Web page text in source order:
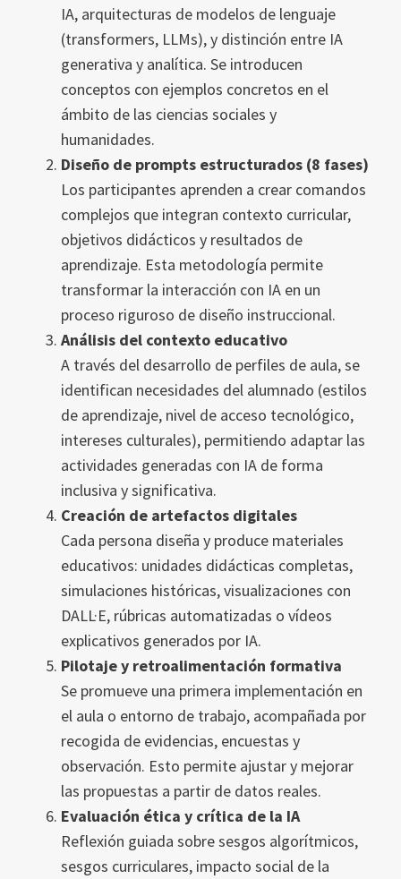
IA, arquitecturas de modelos de lenguaje
(transformers, LLMs), y distinción entre IA
generativa y analítica. Se introducen
conceptos con ejemplos concretos en el
ámbito de las ciencias sociales y
humanidades.
Diseño de prompts estructurados (8 fases)
Los participantes aprenden a crear comandos
complejos que integran contexto curricular,
objetivos didácticos y resultados de
aprendizaje. Esta metodología permite
transformar la interacción con IA en un
proceso riguroso de diseño instruccional.
Análisis del contexto educativo
A través del desarrollo de perfiles de aula, se
identifican necesidades del alumnado (estilos
de aprendizaje, nivel de acceso tecnológico,
intereses culturales), permitiendo adaptar las
actividades generadas con IA de forma
inclusiva y significativa.
Creación de artefactos digitales
Cada persona diseña y produce materiales
educativos: unidades didácticas completas,
simulaciones históricas, visualizaciones con
DALL·E, rúbricas automatizadas o vídeos
explicativos generados por IA.
Pilotaje y retroalimentación formativa
Se promueve una primera implementación en
el aula o entorno de trabajo, acompañada por
recogida de evidencias, encuestas y
observación. Esto permite ajustar y mejorar
las propuestas a partir de datos reales.
Evaluación ética y crítica de la IA
Reflexión guiada sobre sesgos algorítmicos,
sesgos curriculares, impacto social de la